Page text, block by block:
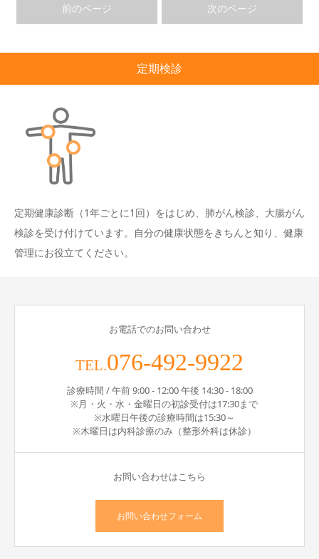
前のページ 次のページ
定期検診
定期健康診断（1年ごとに1回）をはじめ、肺がん検診、大腸がん
検診を受け付けています。自分の健康状態をきちんと知り、健康
管理にお役立てください。
お電話でのお問い合わせ
TEL.076-492-9922
診療時間 / 午前 9:00 - 12:00 午後 14:30 - 18:00
※月・火・水・金曜日の初診受付は17:30まで
※水曜日午後の診療時間は15:30～
※木曜日は内科診療のみ（整形外科は休診）
お問い合わせはこちら
お問い合わせフォーム